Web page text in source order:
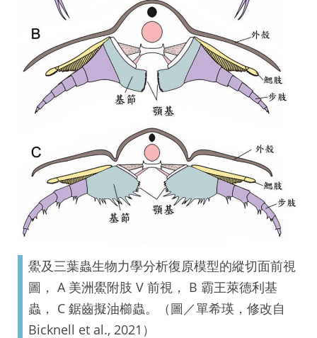
鱟及三葉蟲生物力學分析復原模型的縱切面前視
圖， A 美洲鱟附肢 V 前視， B 霸王萊德利基
蟲， C 鋸齒擬油櫛蟲。（圖／單希瑛，修改自
Bicknell et al., 2021）